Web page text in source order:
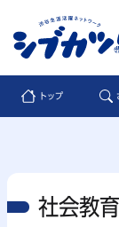
トップ
社会教